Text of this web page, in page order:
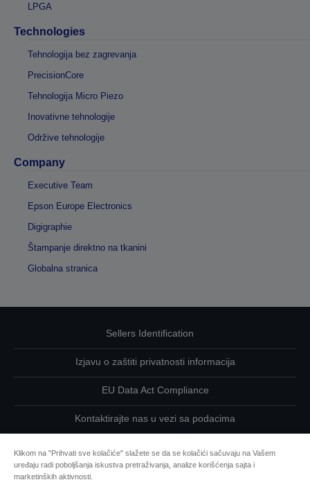
LPGA
Technologies
Tehnologija bez zagrevanja
PrecisionCore
Tehnologija Micro Piezo
Inovativne tehnologije
Održive tehnologije
Company
Executive Team
Epson Europe Electronics
Digigraphie
Štampanje direktno na tkanini
Globalna stranica
Sellers Identification
Izjavu o zaštiti privatnosti informacija
EU Data Act Compliance
Kontaktirajte nas u vezi sa podacima
Zalaganje kompanije Epson za što veću pristupačnost naših
Klikom na "Prihvati sve kolačiće" slažete se da se kolačići sačuvaju na Vašem
uređaju radi poboljšanja iskustva pretraživanja, analize korišćenja sajta i
marketinških aktivnosti.